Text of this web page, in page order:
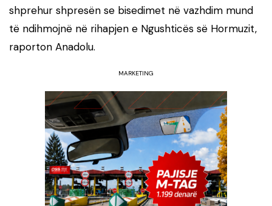
shprehur shpresën se bisedimet në vazhdim mund
të ndihmojnë në rihapjen e Ngushticës së Hormuzit,
raporton Anadolu.
MARKETING